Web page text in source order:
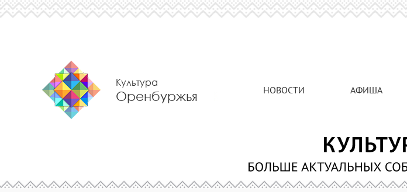
Культура
Оренбуржья НОВОСТИ АФИША